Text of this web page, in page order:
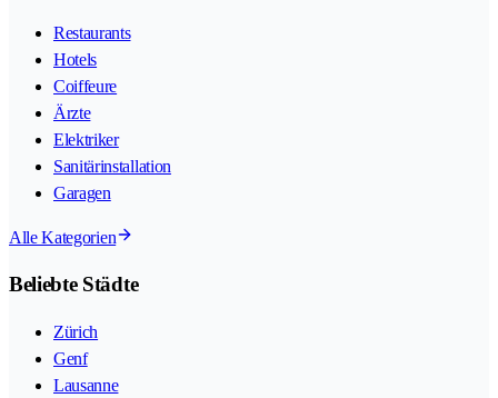
Restaurants
Hotels
Coiffeure
Ärzte
Elektriker
Sanitärinstallation
Garagen
Alle Kategorien
Beliebte Städte
Zürich
Genf
Lausanne